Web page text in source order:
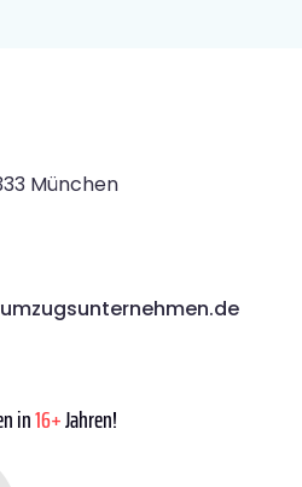
München
in16+Jahren!